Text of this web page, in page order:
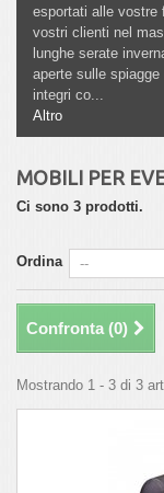
esportati alle vostre
vostri clienti nel
lunghe serate
aperte sulle
integri co...
Altro
MOBILI PER
Ci sono 3 prodotti.
Ordina
Confronta (0)
Mostrando 1 - 3 di 3